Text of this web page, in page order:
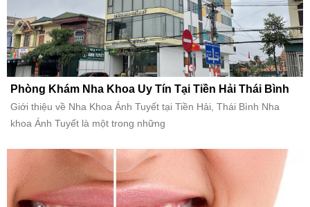
Phòng Khám Nha Khoa Uy Tín Tại Tiền Hải Thái Bình
Giới thiệu về Nha Khoa Ánh Tuyết tại Tiền Hải, Thái Bình Nha
khoa Ánh Tuyết là một trong những